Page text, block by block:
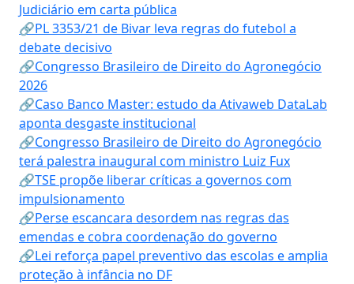
Judiciário em carta pública
🔗PL 3353/21 de Bivar leva regras do futebol a
debate decisivo
🔗Congresso Brasileiro de Direito do Agronegócio
2026
🔗Caso Banco Master: estudo da Ativaweb DataLab
aponta desgaste institucional
🔗Congresso Brasileiro de Direito do Agronegócio
terá palestra inaugural com ministro Luiz Fux
🔗TSE propõe liberar críticas a governos com
impulsionamento
🔗Perse escancara desordem nas regras das
emendas e cobra coordenação do governo
🔗Lei reforça papel preventivo das escolas e amplia
proteção à infância no DF